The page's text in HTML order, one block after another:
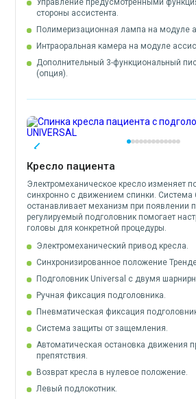
Управление предусмотренными
стороны ассистента.
Полимеризационная лампа на модуле
Интраоральная камера на модуле
Дополнительный 3-функциональный
(опция).
Кресло пациента
Электромеханическое кресло изменяет
синхронно с движением спинки. Система
останавливает механизм при появлении
регулируемый подголовник помогает
головы для конкретной процедуры.
Электромеханический привод кресла.
Синхронизированное положение
Подголовник Universal с двумя
Ручная фиксация подголовника.
Пневматическая фиксация
Система защиты от защемления.
Автоматическая остановка движения
препятствия.
Возврат кресла в нулевое положение.
Левый подлокотник.